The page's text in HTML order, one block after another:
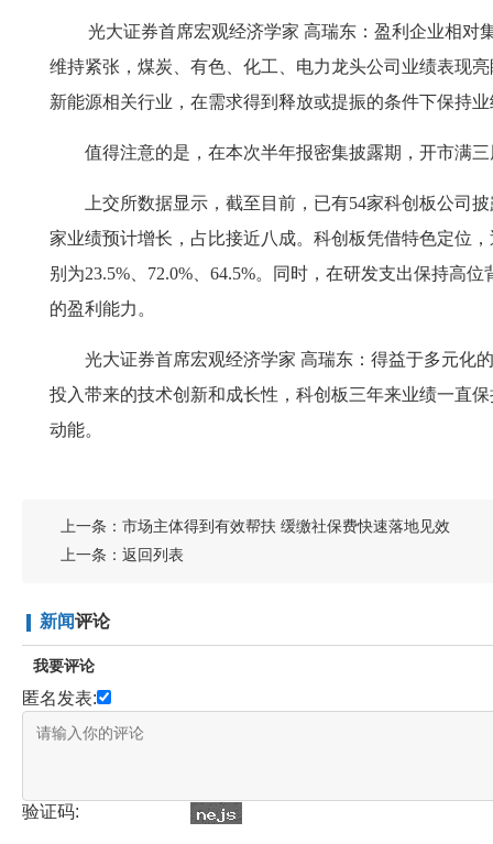
光大证券首席宏观经济学家 高瑞东：盈利企业相对
维持紧张，煤炭、有色、化工、电力龙头公司业绩表现
新能源相关行业，在需求得到释放或提振的条件下保持
值得注意的是，在本次半年报密集披露期，开市满三
上交所数据显示，截至目前，已有54家科创板公司披
家业绩预计增长，占比接近八成。科创板凭借特色定位
别为23.5%、72.0%、64.5%。同时，在研发支出保持高
的盈利能力。
光大证券首席宏观经济学家 高瑞东：得益于多元化
投入带来的技术创新和成长性，科创板三年来业绩一直
动能。
上一条： 市场主体得到有效帮扶 缓缴社保费快速落地见效
上一条： 返回列表
新闻评论
我要评论
匿名发表:
验证码: